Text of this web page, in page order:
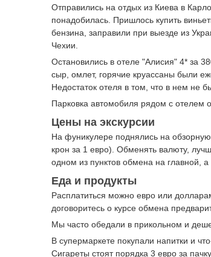
Отправились на отдых из Киева в
понадобилась. Пришлось купить
бензина, заправили при выезде из
Чехии.
Остановились в отеле "Алисия" 4* за
сыр, омлет, горячие круассаны были
Недостаток отеля в том, что в нем не
Парковка автомобиля рядом с отелем
Цены на экскурсии
На фуникулере поднялись на
крон за 1 евро). Обменять валюту,
одном из пунктов обмена на главной, а
Еда и продукты
Расплатиться можно евро или
договоритесь о курсе обмена
Мы часто обедали в прикольном и
В супермаркете покупали напитки и
Сигареты стоят порядка 3 евро за